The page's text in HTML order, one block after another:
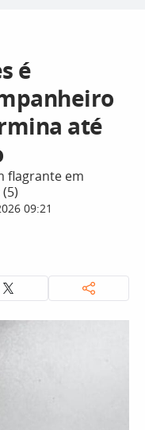
é
até
flagrante em
09:21